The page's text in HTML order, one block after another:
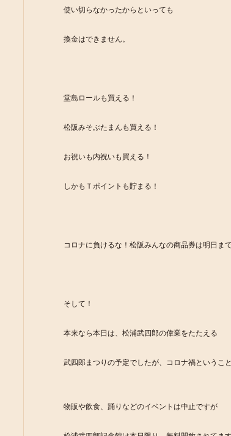
使い切らなかったからといっても
換金はできません。
堂島ロールも買える！
松阪みそぶたまんも買える！
お祝いも内祝いも買える！
しかもＴポイントも貯まる！
コロナに負けるな！松阪みんなの商品券は明日まで
そして！
本来なら本日は、松浦武四郎の偉業をたたえる
武四郎まつりの予定でしたが、コロナ禍ということ
物販や飲食、踊りなどのイベントは中止ですが